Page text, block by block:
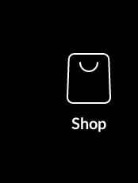
Shop